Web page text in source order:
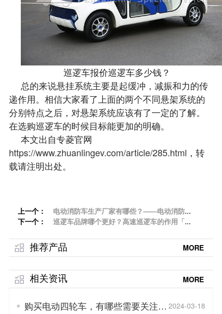
巡逻车报价巡逻车多少钱？
总的来说悬挂系统主要是起缓冲，减振和力的传
递作用。相信大家看了上面的两个不同悬架系统的
分别特点之后，对悬架系统应该有了一定的了解。
在选购巡逻车的时候目标能更加的明确。
本文出自专菱官网
https://www.zhuanlingev.com/article/285.html ，转
载请注明出处。
上一个：
电动消防车生产厂家有哪些？——电动消防车
的日常维护「专菱」
下一个：
巡逻车品牌哪个更好？高速巡逻车的作用「专
推荐产品 MORE
相关资讯 MORE
购买电动四轮车，有哪些需要关注的 2024-03-18